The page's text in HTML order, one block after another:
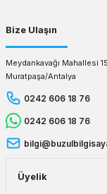
Bize Ulaşın
Meydankavağı Mahallesi
Muratpaşa/Antalya
0242 606 18 76
0242 606 18 76
Üyelik